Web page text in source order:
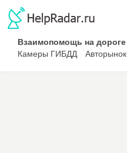
Взаимопомощь на дороге
Камеры ГИБДД
Авторынок